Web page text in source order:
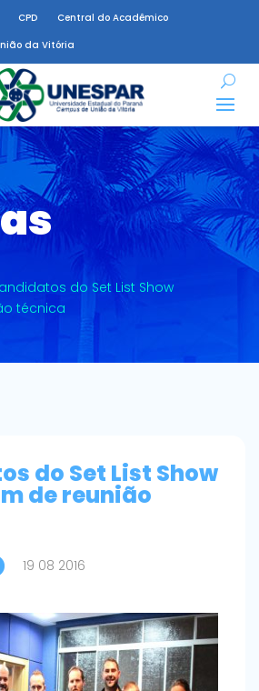
CPD
Central do Acadêmico
da Vitória
do Set List Show
técnica
do Set List Show
de reunião
19 08 2016